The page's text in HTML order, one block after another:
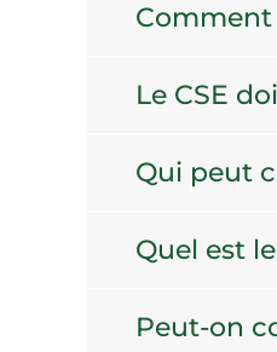
Comment
Le CSE
Qui peut
Quel est
Peut-on